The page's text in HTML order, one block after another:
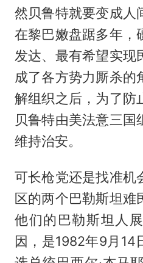
然贝鲁特就要变成人
在黎巴嫩盘踞多年，
发达、最有希望实现
成了各方势力厮杀的
解组织之后，为了防
贝鲁特由美法意三国
维持治安。
可长枪党还是找准机
区的两个巴勒斯坦难
他们的巴勒斯坦人
因，是1982年9月14